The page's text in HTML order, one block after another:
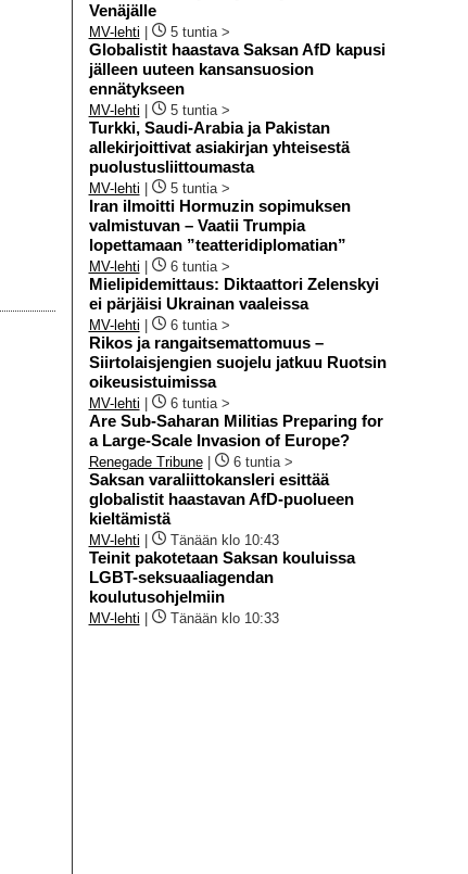
Venäjälle
MV-lehti 5 tuntia >
Globalistit haastava Saksan AfD kapusi
jälleen uuteen kansansuosion
ennätykseen
MV-lehti 5 tuntia >
Turkki, Saudi-Arabia ja Pakistan
allekirjoittivat asiakirjan yhteisestä
puolustusliittoumasta
MV-lehti 5 tuntia >
Iran ilmoitti Hormuzin sopimuksen
valmistuvan – Vaatii Trumpia
lopettamaan ”teatteridiplomatian”
MV-lehti 6 tuntia >
Mielipidemittaus: Diktaattori Zelenskyi
ei pärjäisi Ukrainan vaaleissa
MV-lehti 6 tuntia >
Rikos ja rangaitsemattomuus –
Siirtolaisjengien suojelu jatkuu Ruotsin
oikeusistuimissa
MV-lehti 6 tuntia >
Are Sub-Saharan Militias Preparing for
a Large-Scale Invasion of Europe?
Renegade Tribune| 6 tuntia >
Saksan varaliittokansleri esittää
globalistit haastavan AfD-puolueen
kieltämistä
MV-lehti Tänään klo 10:43
Teinit pakotetaan Saksan kouluissa
LGBT-seksuaaliagendan
koulutusohjelmiin
MV-lehti Tänään klo 10:33